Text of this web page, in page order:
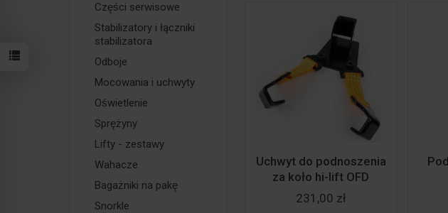
Uchwyt do podnoszenia
za koło hi-lift OFD
231,00 zł
Części serwisowe
Stabilizatory i łączniki
stabilizatora
Odboje
Mocowania i uchwyty
Oświetlenie
Sprężyny
Lifty - zestawy
Wahacze
Bagażniki na pakę
Snorkle